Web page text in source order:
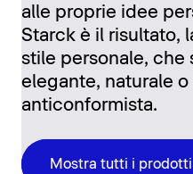
alle proprie idee
Starck è il risultato,
stile personale, che
elegante, naturale
anticonformista.
Mostra tutti i